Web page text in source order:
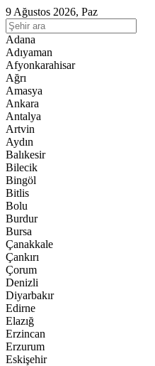
9 Ağustos 2026, Paz
Adana
Adıyaman
Afyonkarahisar
Ağrı
Amasya
Ankara
Antalya
Artvin
Aydın
Balıkesir
Bilecik
Bingöl
Bitlis
Bolu
Burdur
Bursa
Çanakkale
Çankırı
Çorum
Denizli
Diyarbakır
Edirne
Elazığ
Erzincan
Erzurum
Eskişehir